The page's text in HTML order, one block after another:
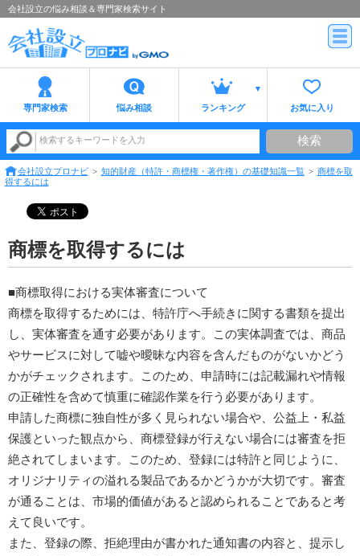
会社設立の悩み相談＆専門家検索サイト
専門家検索 悩み相談 ランキング お気に入り
検索するキーワードを入力 検索
会社設立プロナビ 知的財産（特許・商標権・著作権）の基礎知識一覧
商標を取
得するには
商標を取得するには
■商標取得における実体審査について
商標を取得するためには、特許庁へ手続きに関する書類を提出
し、実体審査を通す必要があります。この実体調査では、商品
やサービスに対して嘘や曖昧な内容を含んだものがないかどう
かがチェックされます。このため、申請時には記載漏れや情報
の正確性を含めて慎重に確認作業を行う必要があります。
申請した商標に独自性が多く見られない場合や、公益上・私益
保護といった観点から、商標登録が行えない場合には審査を拒
絶されてしまいます。このため、登録には特許と同じように、
オリジナリティの溢れる製品であるかどうかが大切です。審査
が通ることは、市場的価値があると認められることであると考
えて良いです。
また、登録の際、拒絶理由が書かれた通知書の内容と、提示し